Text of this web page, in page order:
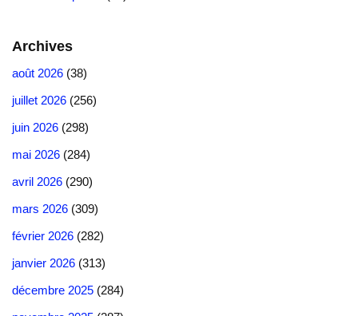
Archives
août 2026 (38)
juillet 2026 (256)
juin 2026 (298)
mai 2026 (284)
avril 2026 (290)
mars 2026 (309)
février 2026 (282)
janvier 2026 (313)
décembre 2025 (284)